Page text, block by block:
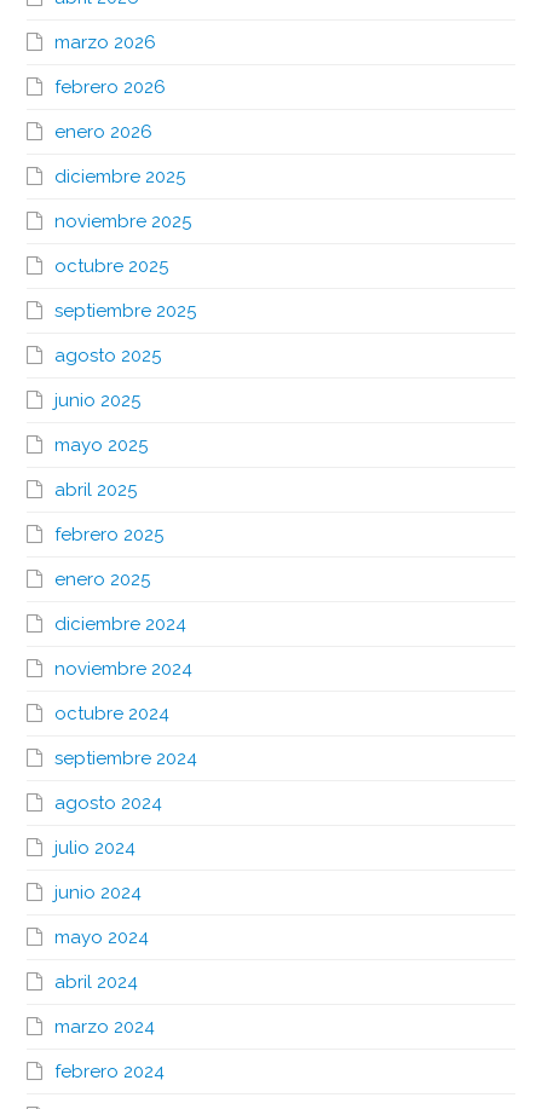
marzo 2026
febrero 2026
enero 2026
diciembre 2025
noviembre 2025
octubre 2025
septiembre 2025
agosto 2025
junio 2025
mayo 2025
abril 2025
febrero 2025
enero 2025
diciembre 2024
noviembre 2024
octubre 2024
septiembre 2024
agosto 2024
julio 2024
junio 2024
mayo 2024
abril 2024
marzo 2024
febrero 2024